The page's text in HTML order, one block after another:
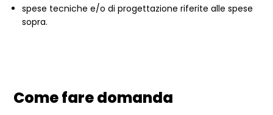
spese tecniche e/o di progettazione riferite alle spese
sopra.
Come fare domanda